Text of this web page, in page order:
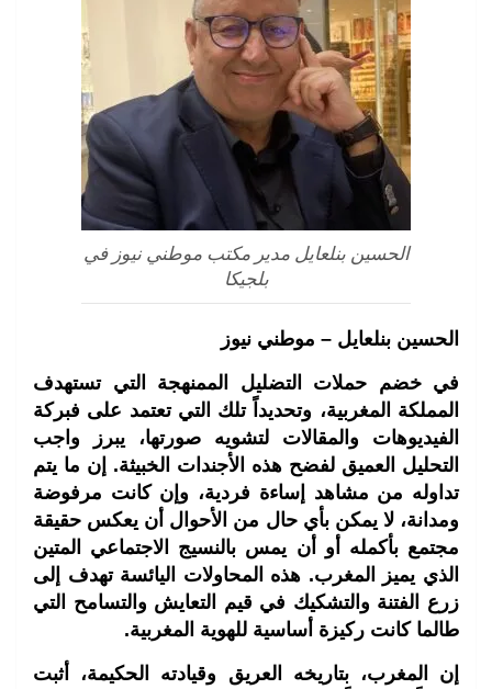
الحسين بنلعايل مدير مكتب موطني نيوز في
بلجيكا
الحسين بنلعايل – موطني نيوز
في خضم حملات التضليل الممنهجة التي تستهدف
المملكة المغربية، وتحديداً تلك التي تعتمد على فبركة
الفيديوهات والمقالات لتشويه صورتها، يبرز واجب
التحليل العميق لفضح هذه الأجندات الخبيثة. إن ما يتم
تداوله من مشاهد إساءة فردية، وإن كانت مرفوضة
ومدانة، لا يمكن بأي حال من الأحوال أن يعكس حقيقة
مجتمع بأكمله أو أن يمس بالنسيج الاجتماعي المتين
الذي يميز المغرب. هذه المحاولات اليائسة تهدف إلى
زرع الفتنة والتشكيك في قيم التعايش والتسامح التي
طالما كانت ركيزة أساسية للهوية المغربية.
إن المغرب، بتاريخه العريق وقيادته الحكيمة، أثبت